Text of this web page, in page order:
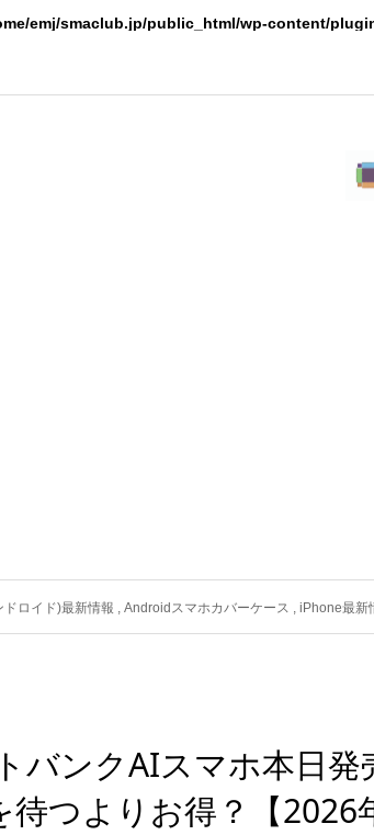
emj/smaclub.jp/public_html/wp-content/
ロイド)最新情報 , Androidスマホカバーケース , iPhone最新
バンクAIスマホ本日
つよりお得？【2026